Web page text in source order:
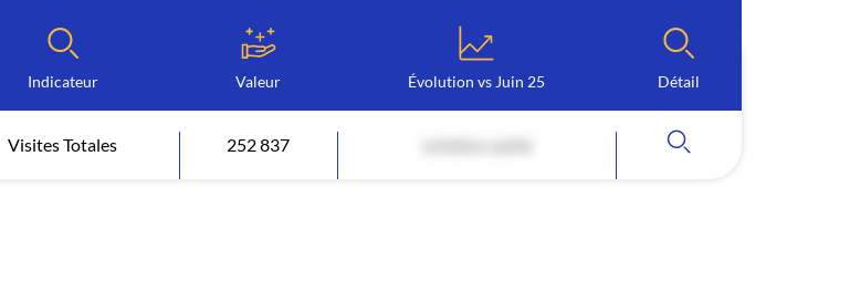
Indicateur Valeur Évolution vs Juin 25 Détail
Visites Totales 252 837 contenu caché